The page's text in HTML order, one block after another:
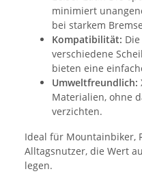
minimiert
bei starkem
Kompatibilität:
verschiedene
bieten eine
Umweltfreundlich:
Materialien, ohne
verzichten.
Ideal für Mountainbiker,
Alltagsnutzer, die Wert
legen.